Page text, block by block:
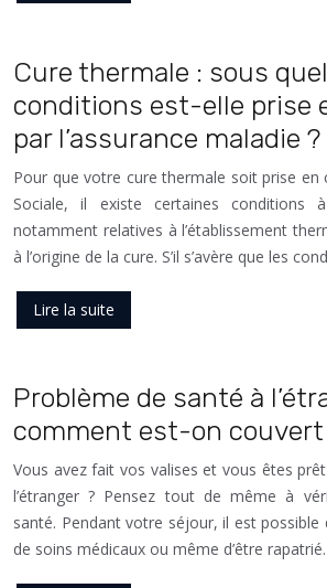
Cure thermale : sous
conditions est-elle prise
par l’assurance maladie ?
Pour que votre cure thermale soit prise en
Sociale, il existe certaines conditions
notamment relatives à l’établissement
à l’origine de la cure. S’il s’avère que les
Lire la suite
Problème de santé à
comment est-on couvert
Vous avez fait vos valises et vous êtes
l’étranger ? Pensez tout de même à
santé. Pendant votre séjour, il est possible
de soins médicaux ou même d’être